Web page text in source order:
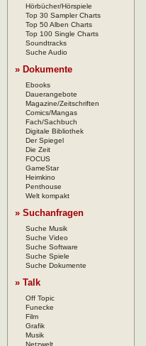
Hörbücher/Hörspiele
Top 30 Sampler Charts
Top 50 Alben Charts
Top 100 Single Charts
Soundtracks
Suche Audio
» Dokumente
Ebooks
Dauerangebote
Magazine/Zeitschriften
Comics/Mangas
Fach/Sachbuch
Digitale Bibliothek
Der Spiegel
Die Zeit
FOCUS
GameStar
Heimkino
Penthouse
Welt kompakt
» Suchanfragen
Suche Musik
Suche Video
Suche Software
Suche Spiele
Suche Dokumente
» Talk
Off Topic
Funecke
Film
Grafik
Musik